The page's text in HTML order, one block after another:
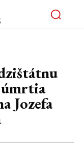
úmrtia
Jozefa